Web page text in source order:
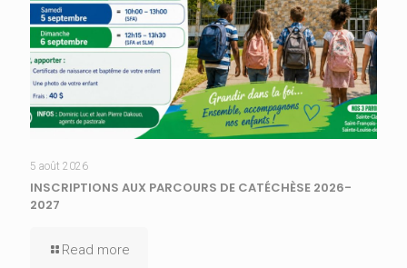
5 août 2026
INSCRIPTIONS AUX PARCOURS DE CATÉCHÈSE 2026-
2027
Read more